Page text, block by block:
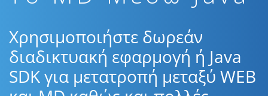
Χρησιμοποιήστε δωρεάν
διαδικτυακή εφαρμογή ή Java
SDK για μετατροπή μεταξύ WEB